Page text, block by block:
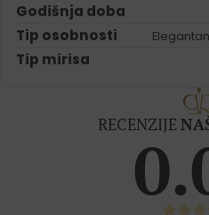
Godišnja doba
Tip osobnosti Elegantan
Tip mirisa
RECENZIJE